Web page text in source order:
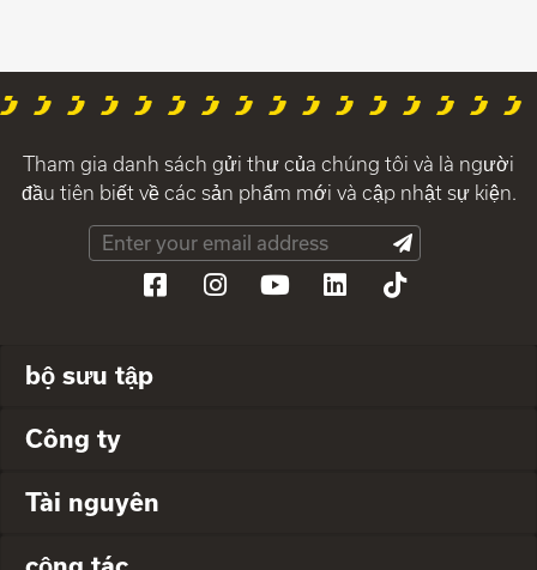
Tham gia danh sách gửi thư của chúng tôi và là người
đầu tiên biết về các sản phẩm mới và cập nhật sự kiện.
bộ sưu tập
Công ty
Tài nguyên